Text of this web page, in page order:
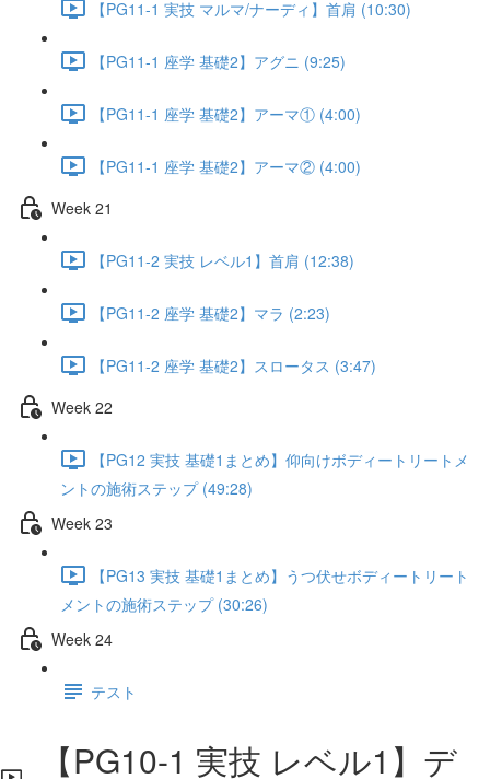
【PG11-1 実技 マルマ/ナーディ】首肩 (10:30)
【PG11-1 座学 基礎2】アグニ (9:25)
【PG11-1 座学 基礎2】アーマ① (4:00)
【PG11-1 座学 基礎2】アーマ② (4:00)
Week 21
【PG11-2 実技 レベル1】首肩 (12:38)
【PG11-2 座学 基礎2】マラ (2:23)
【PG11-2 座学 基礎2】スロータス (3:47)
Week 22
【PG12 実技 基礎1まとめ】仰向けボディートリートメ
ントの施術ステップ (49:28)
Week 23
【PG13 実技 基礎1まとめ】うつ伏せボディートリート
メントの施術ステップ (30:26)
Week 24
テスト
【PG10-1 実技 レベル1】デ